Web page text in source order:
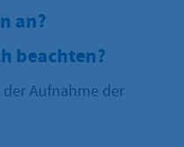
an?
beachten?
der Aufnahme der